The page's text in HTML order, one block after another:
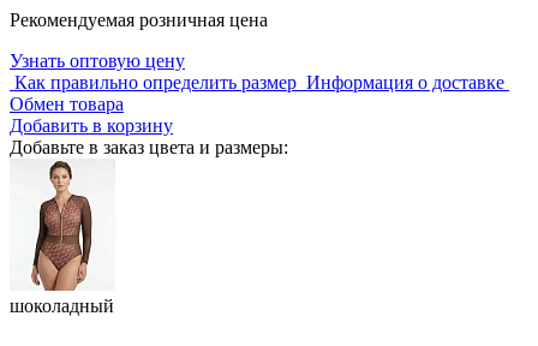
Рекомендуемая розничная цена
Узнать оптовую цену
Как правильно определить размер Информация о доставке
Обмен товара
Добавить в корзину
Добавьте в заказ цвета и размеры:
шоколадный